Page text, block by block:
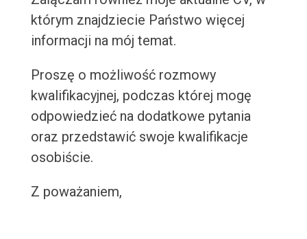
którym znajdziecie Państwo więcej
informacji na mój temat.
Proszę o możliwość rozmowy
kwalifikacyjnej, podczas której mogę
odpowiedzieć na dodatkowe pytania
oraz przedstawić swoje kwalifikacje
osobiście.
Z poważaniem,